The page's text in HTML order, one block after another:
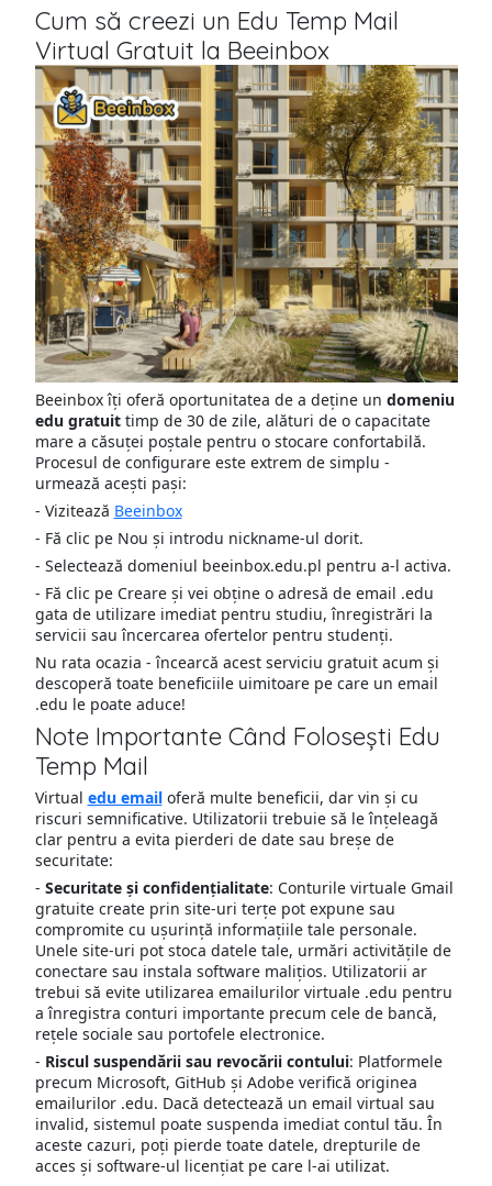
Cum să creezi un Edu Temp Mail
Virtual Gratuit la Beeinbox
Beeinbox îți oferă oportunitatea de a deține un domeniu
edu gratuittimp de 30 de zile, alături de o capacitate
mare a căsuței poștale pentru o stocare confortabilă.
Procesul de configurare este extrem de simplu -
urmează acești pași:
- Vizitează Beeinbox
- Fă clic pe Nou și introdu nickname-ul dorit.
- Selectează domeniul beeinbox.edu.pl pentru a-l activa.
- Fă clic pe Creare și vei obține o adresă de email .edu
gata de utilizare imediat pentru studiu, înregistrări la
servicii sau încercarea ofertelor pentru studenți.
Nu rata ocazia - încearcă acest serviciu gratuit acum și
descoperă toate beneficiile uimitoare pe care un email
.edu le poate aduce!
Note Importante Când Folosești Edu
Temp Mail
Virtual edu emailoferă multe beneficii, dar vin și cu
riscuri semnificative. Utilizatorii trebuie să le înțeleagă
clar pentru a evita pierderi de date sau breșe de
securitate:
- Securitate și confidențialitate: Conturile virtuale Gmail
gratuite create prin site-uri terțe pot expune sau
compromite cu ușurință informațiile tale personale.
Unele site-uri pot stoca datele tale, urmări activitățile de
conectare sau instala software malițios. Utilizatorii ar
trebui să evite utilizarea emailurilor virtuale .edu pentru
a înregistra conturi importante precum cele de bancă,
rețele sociale sau portofele electronice.
- Riscul suspendării sau revocării contului: Platformele
precum Microsoft, GitHub și Adobe verifică originea
emailurilor .edu. Dacă detectează un email virtual sau
invalid, sistemul poate suspenda imediat contul tău. În
aceste cazuri, poți pierde toate datele, drepturile de
acces și software-ul licențiat pe care l-ai utilizat.